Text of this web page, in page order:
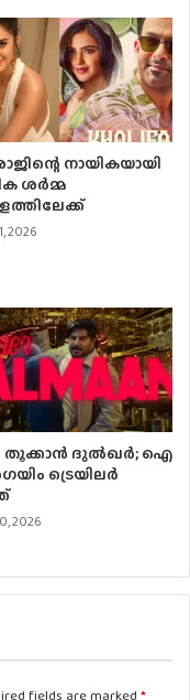
നായികയായി
ശര്‍മ്മ
2026
തൂക്കാന്‍ ദുല്‍ഖര്‍; ഐ
ട്രെയിലര്‍
2026
fields are marked *